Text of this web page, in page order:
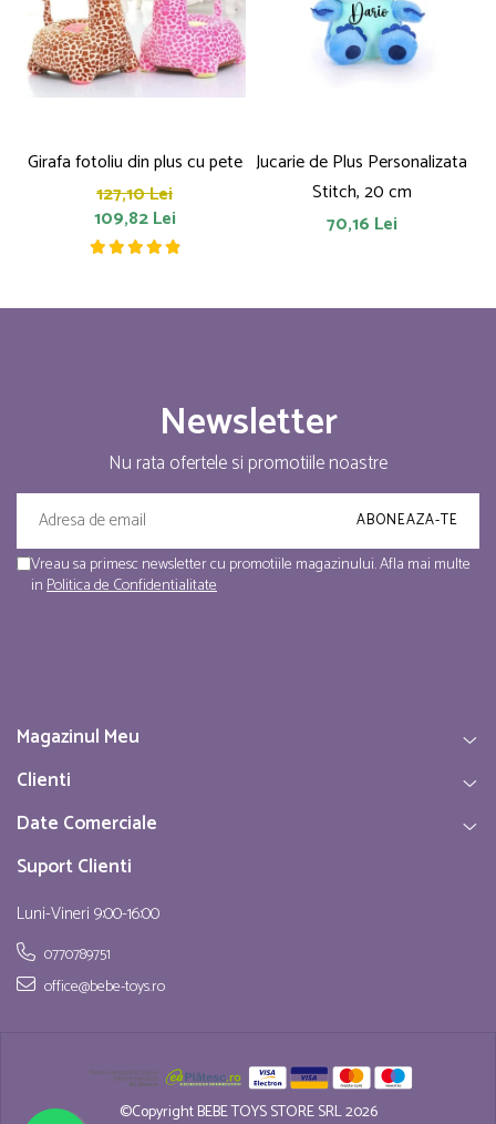
Girafa fotoliu din plus cu pete
127,10 Lei
109,82 Lei
Jucarie de Plus Personalizata
Stitch, 20 cm
70,16 Lei
Newsletter
Nu rata ofertele si promotiile noastre
Vreau sa primesc newsletter cu promotiile magazinului. Afla mai multe
inPolitica de Confidentialitate
Magazinul Meu
Clienti
Date Comerciale
Suport Clienti
Luni-Vineri 9:00-16:00
0770789751
office@bebe-toys.ro
©Copyright BEBE TOYS STORE SRL 2026